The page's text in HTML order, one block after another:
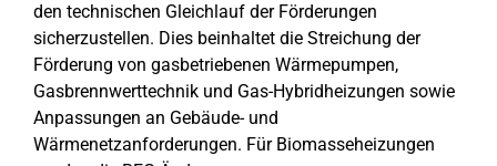
den technischen Gleichlauf der Förderungen
sicherzustellen. Dies beinhaltet die Streichung der
Förderung von gasbetriebenen Wärmepumpen,
Gasbrennwerttechnik und Gas-Hybridheizungen sowie
Anpassungen an Gebäude- und
Wärmenetzanforderungen. Für Biomasseheizungen